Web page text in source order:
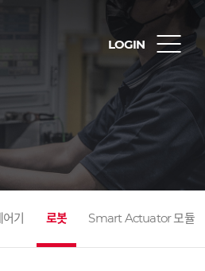
LOGIN
어기 로봇 Smart Actuator 모듈